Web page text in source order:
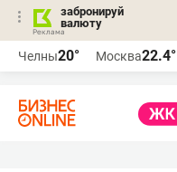
забронируй
валюту
Челны20° Москва22.4°